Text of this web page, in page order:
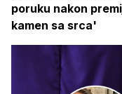
poruku nakon
kamen sa srca'